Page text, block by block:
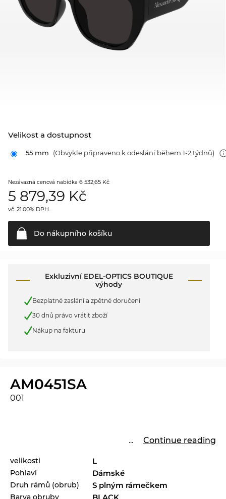
Velikost a dostupnost
55 mm (Obvykle připraveno k odeslání během 1-2 týdnů)
Nezávazná cenová nabídka 6 532,65 Kč
5 879,39 Kč
vč. 21.00% DPH.
Do nákupního košíku
Exkluzivní EDEL-OPTICS BOUTIQUE
výhody
Bezplatné zaslání a zpětné doručení
30 dnů právo vrátit zboží
Nákup na fakturu
AM0451SA
001
... Continue reading
velikosti L
Pohlaví Dámské
Druh rámů (obrub) S plným rámečkem
Barva obruby BLACK